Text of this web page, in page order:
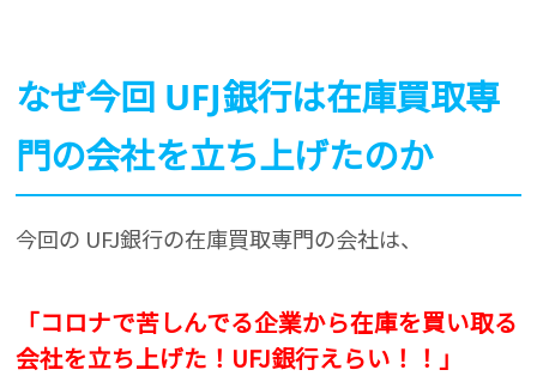
なぜ今回 UFJ銀行は在庫買取専
門の会社を立ち上げたのか
今回の UFJ銀行の在庫買取専門の会社は、
「コロナで苦しんでる企業から在庫を買い取る
会社を立ち上げた！UFJ銀行えらい！！」